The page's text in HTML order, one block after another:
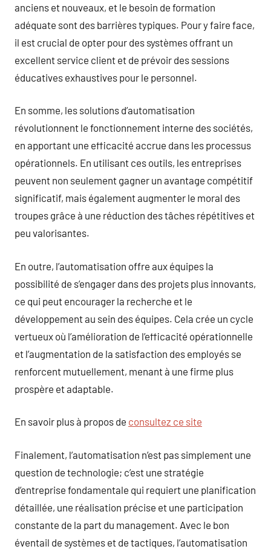
anciens et nouveaux, et le besoin de formation
adéquate sont des barrières typiques. Pour y faire face,
il est crucial de opter pour des systèmes offrant un
excellent service client et de prévoir des sessions
éducatives exhaustives pour le personnel.
En somme, les solutions d’automatisation
révolutionnent le fonctionnement interne des sociétés,
en apportant une efficacité accrue dans les processus
opérationnels. En utilisant ces outils, les entreprises
peuvent non seulement gagner un avantage compétitif
significatif, mais également augmenter le moral des
troupes grâce à une réduction des tâches répétitives et
peu valorisantes.
En outre, l’automatisation offre aux équipes la
possibilité de s’engager dans des projets plus innovants,
ce qui peut encourager la recherche et le
développement au sein des équipes. Cela crée un cycle
vertueux où l’amélioration de l’efficacité opérationnelle
et l’augmentation de la satisfaction des employés se
renforcent mutuellement, menant à une firme plus
prospère et adaptable.
En savoir plus à propos de consultez ce site
Finalement, l’automatisation n’est pas simplement une
question de technologie; c’est une stratégie
d’entreprise fondamentale qui requiert une planification
détaillée, une réalisation précise et une participation
constante de la part du management. Avec le bon
éventail de systèmes et de tactiques, l’automatisation